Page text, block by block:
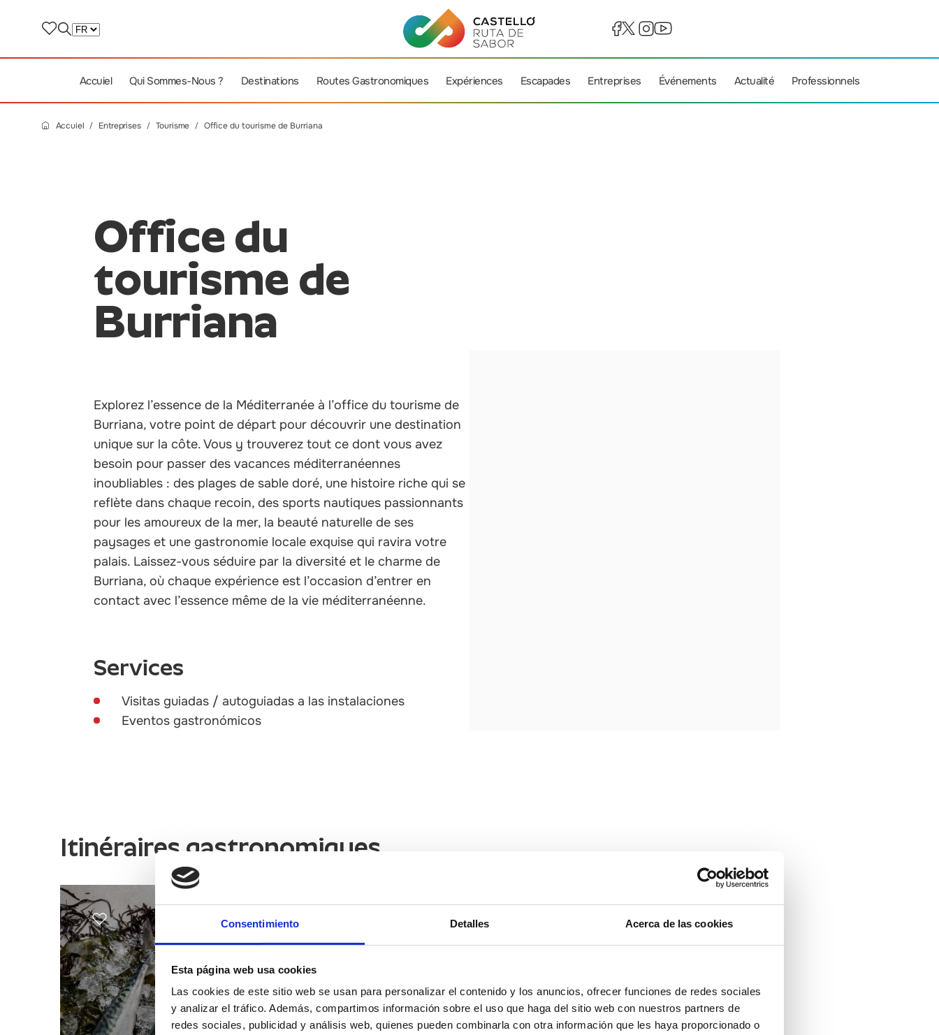
Consentimiento Detalles Acerca de las cookies
Esta página web usa cookies
Las cookies de este sitio web se usan para personalizar el contenido y los anuncios, ofrecer funciones de redes sociales
y analizar el tráfico. Además, compartimos información sobre el uso que haga del sitio web con nuestros partners de
redes sociales, publicidad y análisis web, quienes pueden combinarla con otra información que les haya proporcionado o
Accuiel Qui Sommes-Nous ? Destinations Routes Gastronomiques Expériences Escapades Entreprises Événements Actualité Professionnels
Accuiel Entreprises Tourisme Office du tourisme de Burriana
Office du
tourisme de
Burriana
Explorez l’essence de la Méditerranée à l’office du tourisme de
Burriana, votre point de départ pour découvrir une destination
unique sur la côte. Vous y trouverez tout ce dont vous avez
besoin pour passer des vacances méditerranéennes
inoubliables : des plages de sable doré, une histoire riche qui se
reflète dans chaque recoin, des sports nautiques passionnants
pour les amoureux de la mer, la beauté naturelle de ses
paysages et une gastronomie locale exquise qui ravira votre
palais. Laissez-vous séduire par la diversité et le charme de
Burriana, où chaque expérience est l’occasion d’entrer en
contact avec l’essence même de la vie méditerranéenne.
Services
Visitas guiadas / autoguiadas a las instalaciones
Eventos gastronómicos
Itinéraires gastronomiques